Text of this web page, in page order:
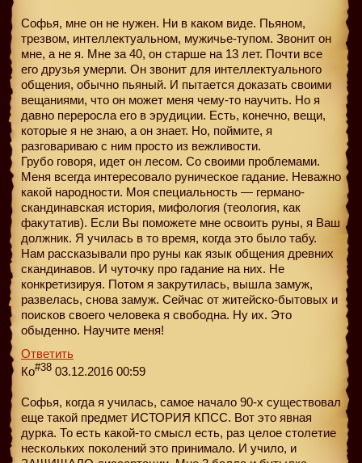
Софья, мне он не нужен. Ни в каком виде. Пьяном,
трезвом, интеллектуальном, мужичье-тупом. Звонит он
мне, а не я. Мне за 40, он старше на 13 лет. Почти все
его друзья умерли. Он звонит для интеллектуального
общения, обычно пьяный. И пытается доказать своими
вещаниями, что он может меня чему-то научить. Но я
давно переросла его в эрудиции. Есть, конечно, вещи,
которые я не знаю, а он знает. Но, поймите, я
разговариваю с ним просто из вежливости.
Грубо говоря, идет он лесом. Со своими проблемами.
Меня всегда интересовало руническое гадание. Неважно
какой народности. Моя специальность — германо-
скандинавская история, мифология (теология, как
факутатив). Если Вы поможете мне освоить руны, я Ваш
должник. Я училась в то время, когда это было табу.
Нам рассказывали про руны как язык общения древних
скандинавов. И чуточку про гадание на них. Не
конкретизируя. Потом я закрутилась, вышла замуж,
развелась, снова замуж. Сейчас от житeйско-бытовых и
поисков своего человека я свободна. Ну их. Это
обыденно. Научите меня!
Ответить
Ко#38 03.12.2016 00:59
Софья, когда я училась, самое начало 90-х существовал
еще такой предмет ИСТОРИЯ КПСС. Вот это явная
дурка. То есть какой-то смысл есть, раз целое столетие
нескольких поколений это принимало. И учило, и